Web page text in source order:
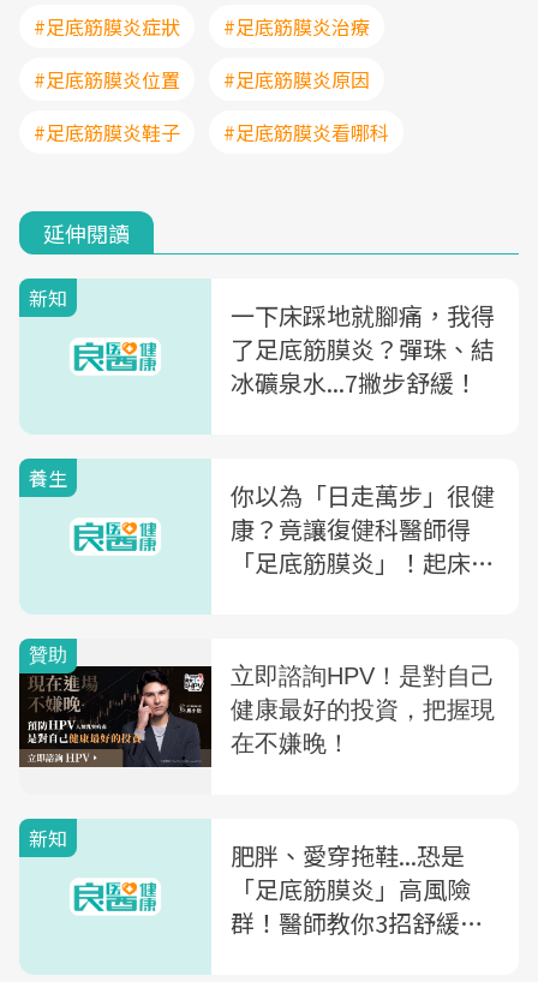
#足底筋膜炎症狀
#足底筋膜炎治療
#足底筋膜炎位置
#足底筋膜炎原因
#足底筋膜炎鞋子
#足底筋膜炎看哪科
延伸閱讀
新知
一下床踩地就腳痛，我得
了足底筋膜炎？彈珠、結
冰礦泉水...7撇步舒緩！
養生
你以為「日走萬步」很健
康？竟讓復健科醫師得
「足底筋膜炎」！起床前
新知
肥胖、愛穿拖鞋...恐是
「足底筋膜炎」高風險
群！醫師教你3招舒緩：